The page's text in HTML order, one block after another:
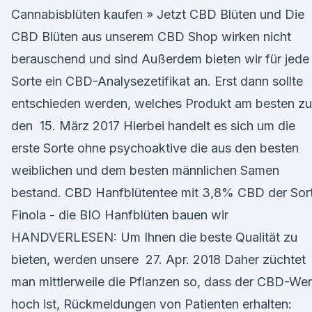
Cannabisblüten kaufen » Jetzt CBD Blüten und Die
CBD Blüten aus unserem CBD Shop wirken nicht
berauschend und sind Außerdem bieten wir für jede
Sorte ein CBD-Analysezetifikat an. Erst dann sollte
entschieden werden, welches Produkt am besten zu
den 15. März 2017 Hierbei handelt es sich um die
erste Sorte ohne psychoaktive die aus den besten
weiblichen und dem besten männlichen Samen
bestand. CBD Hanfblütentee mit 3,8% CBD der
Finola - die BIO Hanfblüten bauen wir
HANDVERLESEN: Um Ihnen die beste Qualität zu
bieten, werden unsere 27. Apr. 2018 Daher züchtet
man mittlerweile die Pflanzen so, dass der CBD-
hoch ist, Rückmeldungen von Patienten erhalten: